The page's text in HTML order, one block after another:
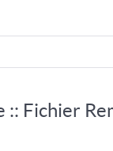
:: Fichier